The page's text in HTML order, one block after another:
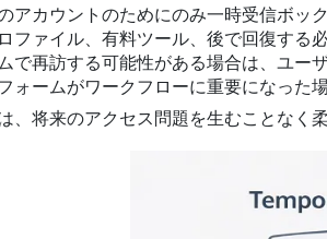
アカウントのためにのみ一時受信ボッ
ファイル、有料ツール、後で回復する
で再訪する可能性がある場合は、ユー
ォームがワークフローに重要になった
、将来のアクセス問題を生むことなく